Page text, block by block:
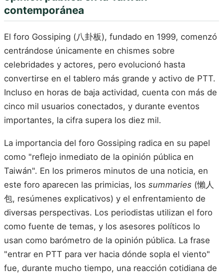
contemporánea
El foro Gossiping (八卦板), fundado en 1999, comenzó
centrándose únicamente en chismes sobre
celebridades y actores, pero evolucionó hasta
convertirse en el tablero más grande y activo de PTT.
Incluso en horas de baja actividad, cuenta con más de
cinco mil usuarios conectados, y durante eventos
importantes, la cifra supera los diez mil.
La importancia del foro Gossiping radica en su papel
como "reflejo inmediato de la opinión pública en
Taiwán". En los primeros minutos de una noticia, en
este foro aparecen las primicias, los summaries (懶人
包, resúmenes explicativos) y el enfrentamiento de
diversas perspectivas. Los periodistas utilizan el foro
como fuente de temas, y los asesores políticos lo
usan como barómetro de la opinión pública. La frase
"entrar en PTT para ver hacia dónde sopla el viento"
fue, durante mucho tiempo, una reacción cotidiana de